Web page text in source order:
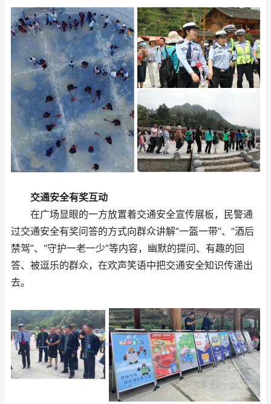
交通安全有奖互动
在广场显眼的一方放置着交通安全宣传展板，民警通
过交通安全有奖问答的方式向群众讲解“一盔一带”、“酒后
禁驾”、“守护一老一少”等内容，幽默的提问、有趣的回
答、被逗乐的群众，在欢声笑语中把交通安全知识传递出
去。